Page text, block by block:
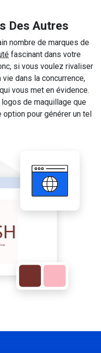
Des Autres
nombre de marques de
fascinant dans votre
si vous voulez rivaliser
dans la concurrence,
vous met en évidence.
de maquillage que
pour générer un tel